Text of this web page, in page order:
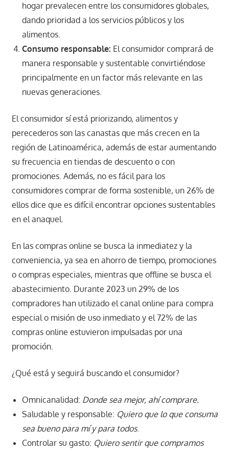
hogar prevalecen entre los consumidores globales,
dando prioridad a los servicios públicos y los
alimentos.
Consumo responsable: El consumidor comprará de
manera responsable y sustentable convirtiéndose
principalmente en un factor más relevante en las
nuevas generaciones.
El consumidor sí está priorizando, alimentos y
perecederos son las canastas que más crecen en la
región de Latinoamérica, además de estar aumentando
su frecuencia en tiendas de descuento o con
promociones. Además, no es fácil para los
consumidores comprar de forma sostenible, un 26% de
ellos dice que es difícil encontrar opciones sustentables
en el anaquel.
En las compras online se busca la inmediatez y la
conveniencia, ya sea en ahorro de tiempo, promociones
o compras especiales, mientras que offline se busca el
abastecimiento. Durante 2023 un 29% de los
compradores han utilizado el canal online para compra
especial o misión de uso inmediato y el 72% de las
compras online estuvieron impulsadas por una
promoción.
¿Qué está y seguirá buscando el consumidor?
Omnicanalidad: Donde sea mejor, ahí comprare.
Saludable y responsable: Quiero que lo que consuma
sea bueno para mí y para todos.
Controlar su gasto: Quiero sentir que compramos